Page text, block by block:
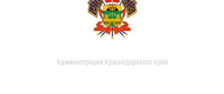
Администрация Краснодарского края